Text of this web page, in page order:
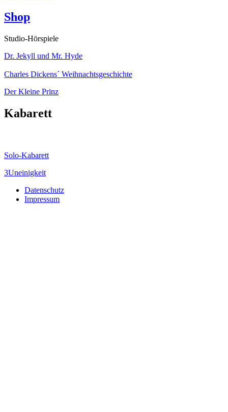
Shop
Studio-Hörspiele
Dr. Jekyll und Mr. Hyde
Charles Dickens´ Weihnachtsgeschichte
Der Kleine Prinz
Kabarett
Solo-Kabarett
3Uneinigkeit
Datenschutz
Impressum